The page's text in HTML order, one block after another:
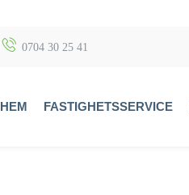
0704 30 25 41
HEM FASTIGHETSSERVICE